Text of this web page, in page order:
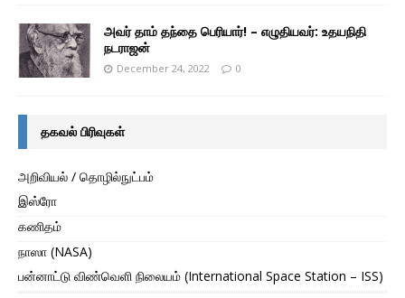
அவர் தாம் தந்தை பெரியார்! – எழுதியவர்: உதயநிதி
நடராஜன்
December 24, 2022 0
தகவல் பிரிவுகள்
அறிவியல் / தொழில்நுட்பம்
இஸ்ரோ
கணிதம்
நாஸா (NASA)
பன்னாட்டு விண்வெளி நிலையம் (International Space Station – ISS)